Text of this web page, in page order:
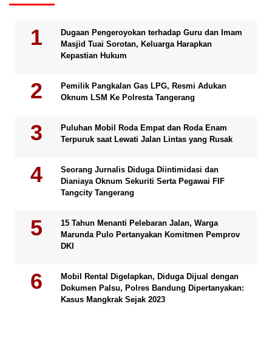
Dugaan Pengeroyokan terhadap Guru dan Imam
Masjid Tuai Sorotan, Keluarga Harapkan
Kepastian Hukum
Pemilik Pangkalan Gas LPG, Resmi Adukan
Oknum LSM Ke Polresta Tangerang
Puluhan Mobil Roda Empat dan Roda Enam
Terpuruk saat Lewati Jalan Lintas yang Rusak
Seorang Jurnalis Diduga Diintimidasi dan
Dianiaya Oknum Sekuriti Serta Pegawai FIF
Tangcity Tangerang
15 Tahun Menanti Pelebaran Jalan, Warga
Marunda Pulo Pertanyakan Komitmen Pemprov
DKI
Mobil Rental Digelapkan, Diduga Dijual dengan
Dokumen Palsu, Polres Bandung Dipertanyakan:
Kasus Mangkrak Sejak 2023